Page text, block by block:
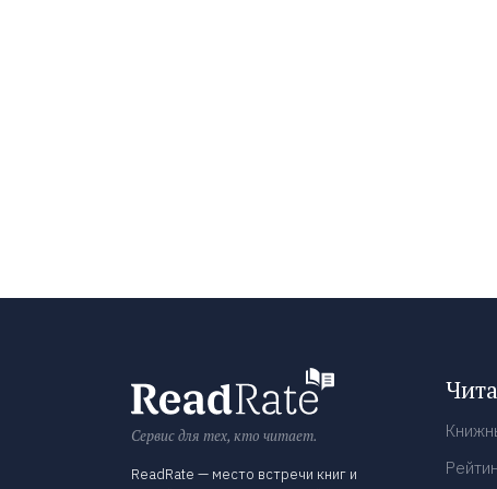
Сервис для тех, кто читает.
ReadRate — место встречи книг и